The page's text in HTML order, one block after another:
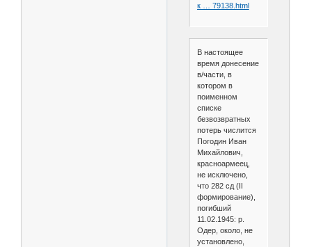
к … 79138.html
В настоящее
время донесение
в/части, в
котором в
поименном
списке
безвозвратных
потерь числится
Погодин Иван
Михайлович,
красноармеец,
не исключено,
что 282 сд (II
формирование),
погибший
11.02.1945: р.
Одер, около, не
установлено,